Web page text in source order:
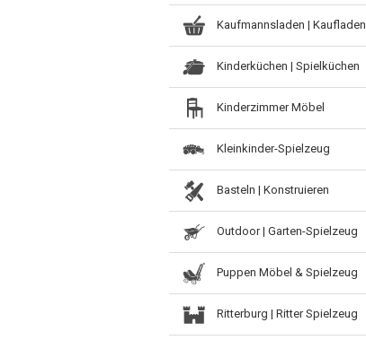
Kaufmannsladen | Kaufladen
Kinderküchen | Spielküchen
Kinderzimmer Möbel
Kleinkinder-Spielzeug
Basteln | Konstruieren
Outdoor | Garten-Spielzeug
Puppen Möbel & Spielzeug
Ritterburg | Ritter Spielzeug